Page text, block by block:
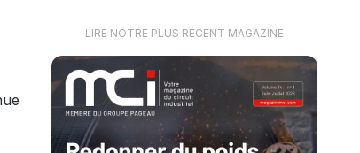
LIRE NOTRE PLUS RÉCENT MAGAZINE